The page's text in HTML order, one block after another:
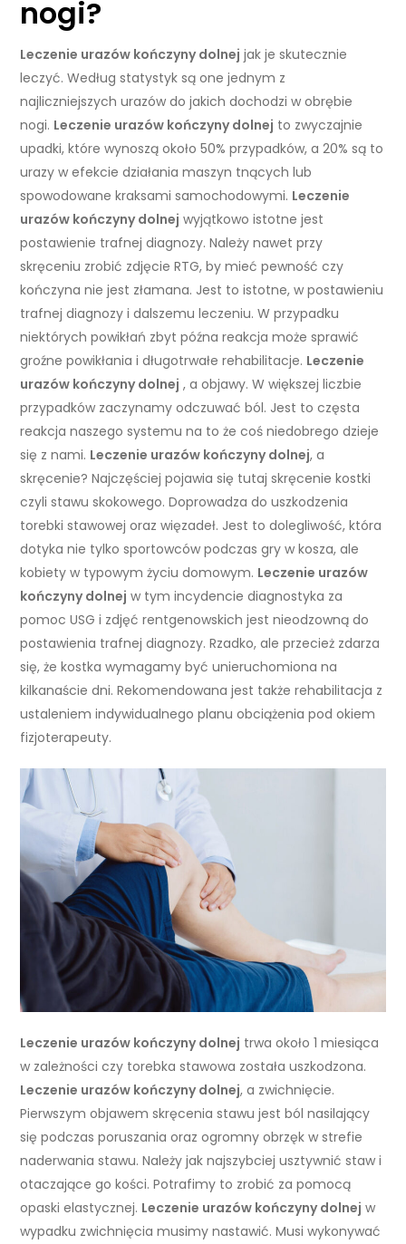
nogi?
Leczenie urazów kończyny dolnej jak je skutecznie
leczyć. Według statystyk są one jednym z
najliczniejszych urazów do jakich dochodzi w obrębie
nogi. Leczenie urazów kończyny dolnej to zwyczajnie
upadki, które wynoszą około 50% przypadków, a 20% są to
urazy w efekcie działania maszyn tnących lub
spowodowane kraksami samochodowymi. Leczenie
urazów kończyny dolnej wyjątkowo istotne jest
postawienie trafnej diagnozy. Należy nawet przy
skręceniu zrobić zdjęcie RTG, by mieć pewność czy
kończyna nie jest złamana. Jest to istotne, w postawieniu
trafnej diagnozy i dalszemu leczeniu. W przypadku
niektórych powikłań zbyt późna reakcja może sprawić
groźne powikłania i długotrwałe rehabilitacje. Leczenie
urazów kończyny dolnej , a objawy. W większej liczbie
przypadków zaczynamy odczuwać ból. Jest to częsta
reakcja naszego systemu na to że coś niedobrego dzieje
się z nami. Leczenie urazów kończyny dolnej, a
skręcenie? Najczęściej pojawia się tutaj skręcenie kostki
czyli stawu skokowego. Doprowadza do uszkodzenia
torebki stawowej oraz więzadeł. Jest to dolegliwość, która
dotyka nie tylko sportowców podczas gry w kosza, ale
kobiety w typowym życiu domowym. Leczenie urazów
kończyny dolnej w tym incydencie diagnostyka za
pomoc USG i zdjęć rentgenowskich jest nieodzowną do
postawienia trafnej diagnozy. Rzadko, ale przecież zdarza
się, że kostka wymagamy być unieruchomiona na
kilkanaście dni. Rekomendowana jest także rehabilitacja z
ustaleniem indywidualnego planu obciążenia pod okiem
fizjoterapeuty.
Leczenie urazów kończyny dolnej trwa około 1 miesiąca
w zależności czy torebka stawowa została uszkodzona.
Leczenie urazów kończyny dolnej, a zwichnięcie.
Pierwszym objawem skręcenia stawu jest ból nasilający
się podczas poruszania oraz ogromny obrzęk w strefie
naderwania stawu. Należy jak najszybciej usztywnić staw i
otaczające go kości. Potrafimy to zrobić za pomocą
opaski elastycznej. Leczenie urazów kończyny dolnej w
wypadku zwichnięcia musimy nastawić. Musi wykonywać